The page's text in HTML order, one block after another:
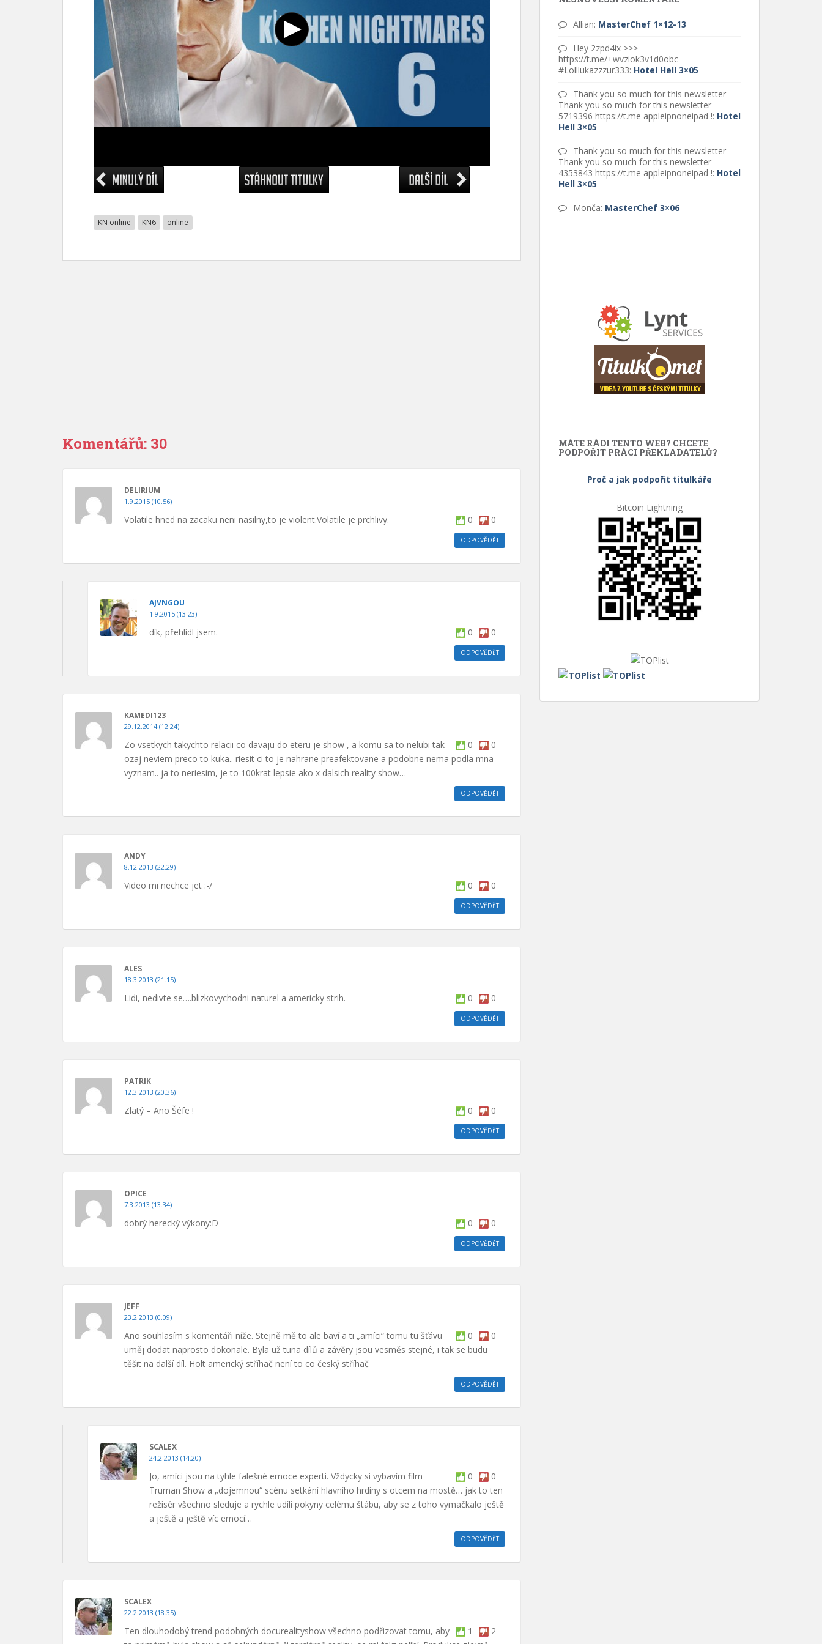
KN online KN6 online
Komentářů: 30
DELIRIUM
1.9.2015 (10.56)
0 0
Volatile hned na zacaku neni nasilny,to je violent.Volatile je prchlivy.
ODPOVĚDĚT
AJVNGOU
1.9.2015 (13.23)
0 0
dík, přehlídl jsem.
ODPOVĚDĚT
KAMEDI123
29.12.2014 (12.24)
0 0
Zo vsetkych takychto relacii co davaju do eteru je show , a komu sa to nelubi tak
ozaj neviem preco to kuka.. riesit ci to je nahrane preafektovane a podobne nema podla mna
vyznam.. ja to neriesim, je to 100krat lepsie ako x dalsich reality show…
ODPOVĚDĚT
ANDY
8.12.2013 (22.29)
0 0
Video mi nechce jet :-/
ODPOVĚDĚT
ALES
18.3.2013 (21.15)
0 0
Lidi, nedivte se….blizkovychodni naturel a americky strih.
ODPOVĚDĚT
PATRIK
12.3.2013 (20.36)
0 0
Zlatý – Ano Šéfe !
ODPOVĚDĚT
OPICE
7.3.2013 (13.34)
0 0
dobrý herecký výkony:D
ODPOVĚDĚT
JEFF
23.2.2013 (0.09)
0 0
Ano souhlasím s komentáři níže. Stejně mě to ale baví a ti „amíci“ tomu tu šťávu
uměj dodat naprosto dokonale. Byla už tuna dílů a závěry jsou vesměs stejné, i tak se budu
těšit na další díl. Holt americký stříhač není to co český stříhač
ODPOVĚDĚT
SCALEX
24.2.2013 (14.20)
0 0
Jo, amíci jsou na tyhle falešné emoce experti. Vždycky si vybavím film
Truman Show a „dojemnou“ scénu setkání hlavního hrdiny s otcem na mostě… jak to ten
režisér všechno sleduje a rychle udílí pokyny celému štábu, aby se z toho vymačkalo ještě
a ještě a ještě víc emocí…
ODPOVĚDĚT
SCALEX
22.2.2013 (18.35)
1 2
Ten dlouhodobý trend podobných docurealityshow všechno podřizovat tomu, aby
Allian: MasterChef 1×12-13
Hey 2zpd4ix >>>
https://t.me/+wvziok3v1d0obc
#Lolllukazzzur333: Hotel Hell 3×05
Thank you so much for this newsletter
Thank you so much for this newsletter
5719396 https://t.me appleipnoneipad !: Hotel
Hell 3×05
Thank you so much for this newsletter
Thank you so much for this newsletter
4353843 https://t.me appleipnoneipad !: Hotel
Hell 3×05
Monča: MasterChef 3×06
MÁTE RÁDI TENTO WEB? CHCETE
PODPOŘIT PRÁCI PŘEKLADATELŮ?
Proč a jak podpořit titulkáře
Bitcoin Lightning